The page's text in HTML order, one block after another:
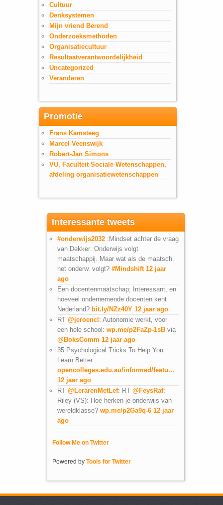
Cultuur
Denksystemen
Mijn vriend Berend
Onderzoeksmethoden
Organisatiecultuur
Resultaatverantwoordelijkheid
Uncategorized
Veranderen
Promotie
Frans Kamsteeg
Marcel Veenswijk
Robert-Jan Simons
VU, Faculteit Sociale Wetenschappen,
afdeling organisatiewetenschappen
Interessante tweets
#onderwijs2032 :Mindset achter de vraag
van Dekker: Onderwijs volgt
maatschappij. Maar wat als de maatsch.
het onderw. volgt? #Mindshift 12 jaar
ago
Een docentenmaatschap; Interessant, en
hoeveel ondernemende docenten kent
Nederland? bit.ly/NZz40Y 12 jaar ago
RT @jeroencl: Autonomie werkt, voor
een hele school: wp.me/p2FaZp-1sB via
@BoksComm 12 jaar ago
35 Psychological Tricks To Help You
Learn Better
opencolleges.edu.au/informed/featu…
12 jaar ago
RT @LerarenMetLef: RT @FeysRaf:
Riley (VS): Hoe herken je onderwijs van
wereldklasse? wp.me/p2Ga9q-6 12 jaar
ago
Follow Me on Twitter
Powered by Tools for Twitter